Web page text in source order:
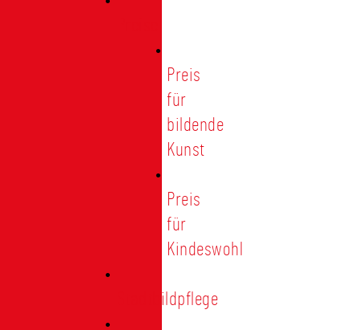
Preis
für
bildende
Kunst
Preis
für
Kindeswohl
Stadtbildpflege